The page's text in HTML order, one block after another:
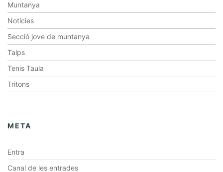
Muntanya
Notícies
Secció jove de muntanya
Talps
Tenis Taula
Tritons
META
Entra
Canal de les entrades